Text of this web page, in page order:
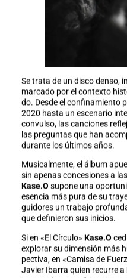
Se trata de un disco denso,
marcado por el contexto
do. Desde el confinamiento
2020 hasta un escenario
convulso, las canciones
las preguntas que han
durante los últimos años.
Musicalmente, el álbum
sin apenas concesiones a
Kase.O supone una
esencia más pura de su
guidores un trabajo
que definieron sus inicios.
Si en «El Círculo» Kase.O
explorar su dimensión más
pectiva, en «Camisa de
Javier Ibarra quien recurre a